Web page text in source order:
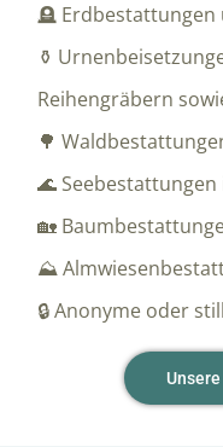
🪦
⚱️
Reihengräbern
🌳
🌊
🏡
⛰️
🔒 Anonyme oder